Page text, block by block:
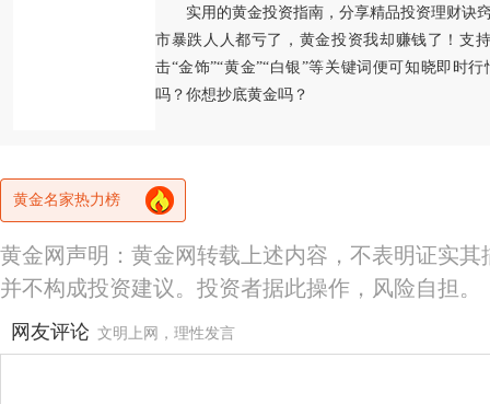
实用的黄金投资指南，分享精品投资理财诀
市暴跌人人都亏了，黄金投资我却赚钱了！支
击“金饰”“黄金”“白银”等关键词便可知晓即时
吗？你想抄底黄金吗？
黄金名家热力榜
黄金网声明：黄金网转载上述内容，不表明证实
并不构成投资建议。投资者据此操作，风险自担。
网友评论 文明上网，理性发言